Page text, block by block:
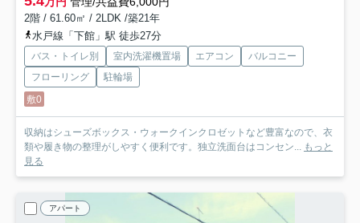
2階 / 61.60㎡ / 2LDK /築21年
水戸線「下館」駅 徒歩27分
バス・トイレ別 室内洗濯機置場 エアコン
バルコニー
フローリング
駐輪場
敷0
収納はシューズボックス・ウォークインクロゼットなど豊富なので、衣
類や履き物の整理がしやすく便利です。独立洗面台はコンセン...
もっと
見る
アパート